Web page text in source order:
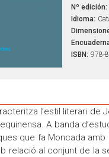
Nº edición:
Idioma:
ISBN: 978-
l’estil literari de
A banda
que fa Moncada
relació al conjunt de la